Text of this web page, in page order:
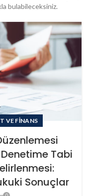
bulabileceksiniz.
VE FINANS
Tabi
Sonuçlar